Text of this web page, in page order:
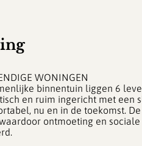
WONINGEN
binnentuin liggen 6
en ruim ingericht met een
nu en in de toekomst.
ontmoeting en